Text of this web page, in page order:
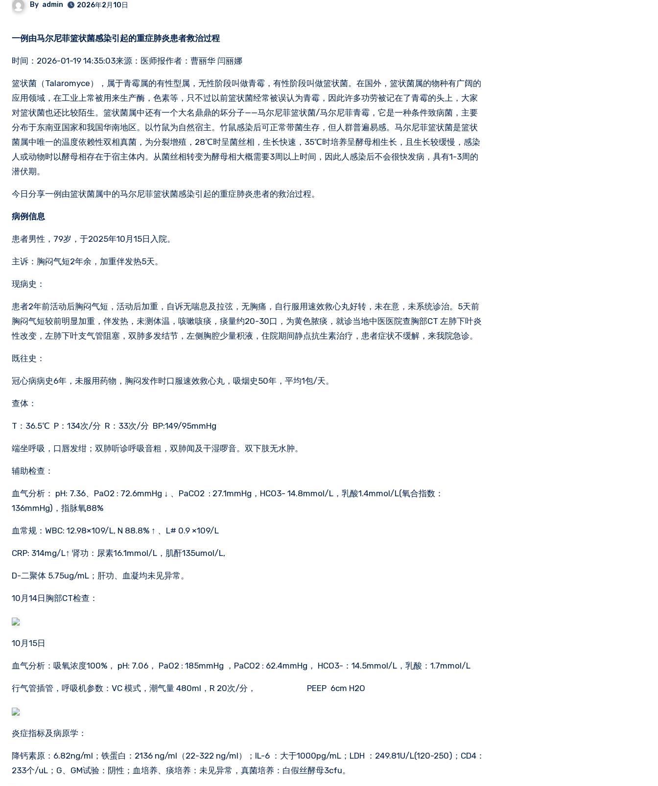
By admin 2026年2月10日
一例由马尔尼菲篮状菌感染引起的重症肺炎患者救治过程
时间：2026-01-19 14:35:03来源：医师报作者：曹丽华 闫丽娜
篮状菌（Talaromyce），属于青霉属的有性型属，无性阶段叫做青霉，有性阶段叫做篮状菌。在国外，篮状菌属的物种有广阔的
应用领域，在工业上常被用来生产酶，色素等，只不过以前篮状菌经常被误认为青霉，因此许多功劳被记在了青霉的头上，大家
对篮状菌也还比较陌生。篮状菌属中还有一个大名鼎鼎的坏分子——马尔尼菲篮状菌/马尔尼菲青霉，它是一种条件致病菌，主要
分布于东南亚国家和我国华南地区。以竹鼠为自然宿主。竹鼠感染后可正常带菌生存，但人群普遍易感。马尔尼菲篮状菌是篮状
菌属中唯一的温度依赖性双相真菌，为分裂增殖，28℃时呈菌丝相，生长快速，35℃时培养呈酵母相生长，且生长较缓慢，感染
人或动物时以酵母相存在于宿主体内。从菌丝相转变为酵母相大概需要3周以上时间，因此人感染后不会很快发病，具有1-3周的
潜伏期。
今日分享一例由篮状菌属中的马尔尼菲篮状菌感染引起的重症肺炎患者的救治过程。
病例信息
患者男性，79岁，于2025年10月15日入院。
主诉：胸闷气短2年余，加重伴发热5天。
现病史：
患者2年前活动后胸闷气短，活动后加重，自诉无喘息及拉弦，无胸痛，自行服用速效救心丸好转，未在意，未系统诊治。5天前
胸闷气短较前明显加重，伴发热，未测体温，咳嗽咳痰，痰量约20-30口，为黄色脓痰，就诊当地中医医院查胸部CT 左肺下叶炎
性改变，左肺下叶支气管阻塞，双肺多发结节，左侧胸腔少量积液，住院期间静点抗生素治疗，患者症状不缓解，来我院急诊。
既往史：
冠心病病史6年，未服用药物，胸闷发作时口服速效救心丸，吸烟史50年，平均1包/天。
查体：
T：36.5℃ P：134次/分 R：33次/分 BP:149/95mmHg
端坐呼吸，口唇发绀；双肺听诊呼吸音粗，双肺闻及干湿啰音。双下肢无水肿。
辅助检查：
血气分析： pH: 7.36、PaO2 : 72.6mmHg ↓ 、PaCO2 : 27.1mmHg，HCO3- 14.8mmol/L，乳酸1.4mmol/L(氧合指数：
136mmHg)，指脉氧88%
血常规：WBC: 12.98×109/L, N 88.8% ↑ 、L# 0.9 ×109/L
CRP: 314mg/L↑ 肾功：尿素16.1mmol/L，肌酐135umol/L,
D-二聚体 5.75ug/mL；肝功、血凝均未见异常。
10月14日胸部CT检查：
10月15日
血气分析：吸氧浓度100%， pH: 7.06， PaO2 : 185mmHg ，PaCO2 : 62.4mmHg， HCO3-：14.5mmol/L，乳酸：1.7mmol/L
行气管插管，呼吸机参数：VC 模式，潮气量 480ml，R 20次/分， PEEP 6cm H2O
炎症指标及病原学：
降钙素原：6.82ng/ml；铁蛋白：2136 ng/ml（22-322 ng/ml）；IL-6 ：大于1000pg/mL；LDH ：249.81U/L(120-250)；CD4：
233个/uL；G、GM试验：阴性；血培养、痰培养：未见异常，真菌培养：白假丝酵母3cfu。